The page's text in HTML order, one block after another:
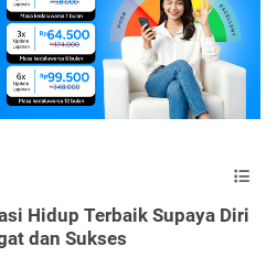
Hidup Terbaik Supaya Diri
dan Sukses